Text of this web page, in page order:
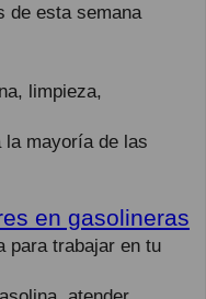
de esta semana
limpieza,
la mayoría de las
en gasolineras
para trabajar en tu